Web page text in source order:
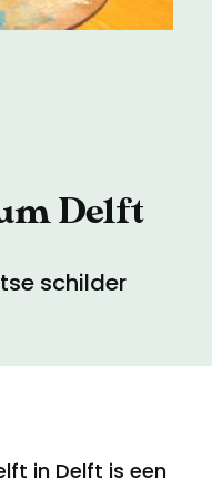
Delft
schilder
in Delft is een